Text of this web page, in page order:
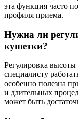
эта функция часто
профиля приема.
Нужна ли
кушетки?
Регулировка высоты
специалисту
особенно полезна
и длительных
может быть